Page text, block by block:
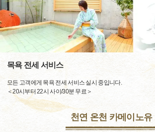
목욕 전세 서비스
모든 고객에게 목욕 전세 서비스 실시 중입니다.
＜20시부터 22시 사이/30분 무료＞
천연 온천 카메이노유